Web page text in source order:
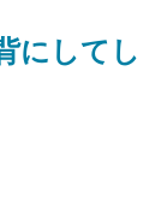
にしてし